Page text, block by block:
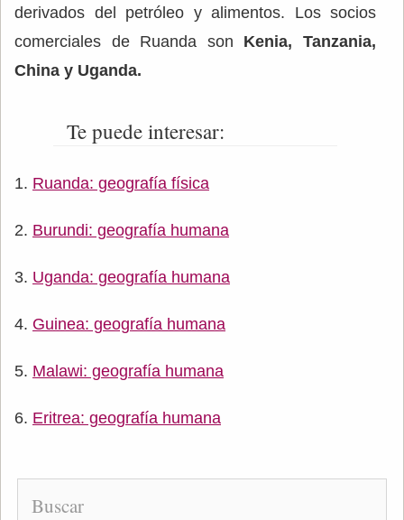
derivados del petróleo y alimentos. Los socios
comerciales de Ruanda son Kenia, Tanzania,
China y Uganda.
Te puede interesar:
Ruanda: geografía física
Burundi: geografía humana
Uganda: geografía humana
Guinea: geografía humana
Malawi: geografía humana
Eritrea: geografía humana
Buscar